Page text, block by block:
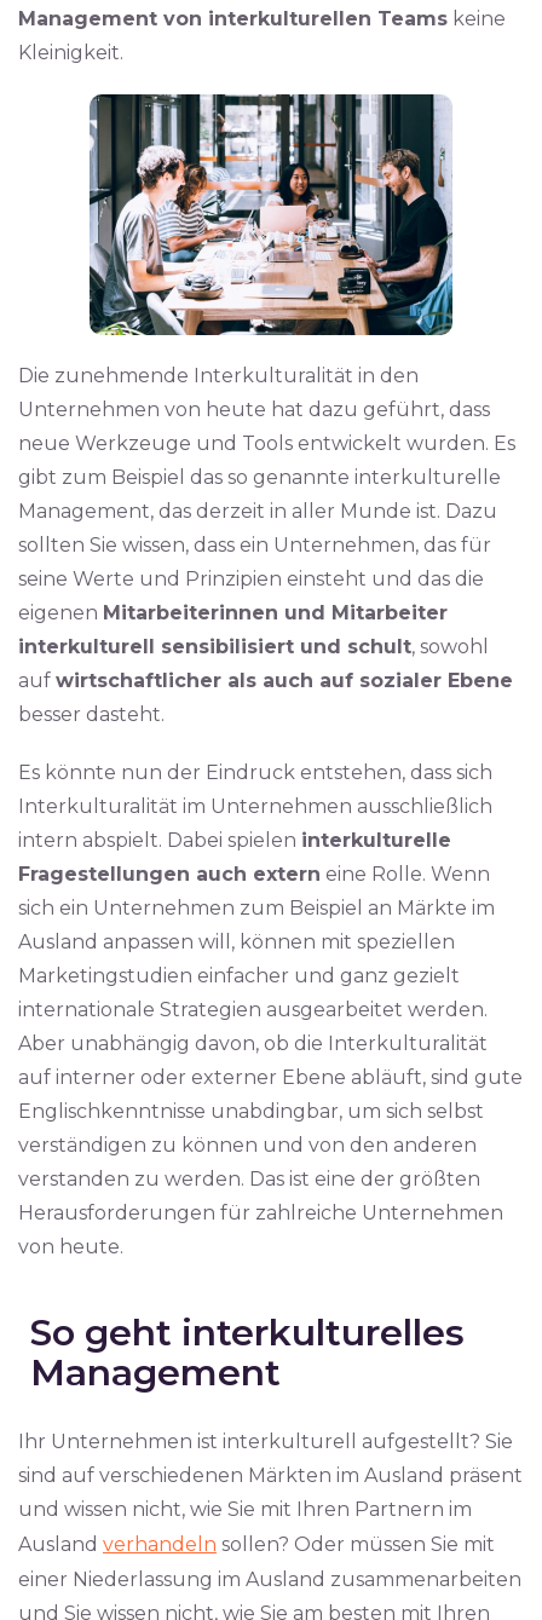
Management von interkulturellen Teams keine
Kleinigkeit.
Die zunehmende Interkulturalität in den
Unternehmen von heute hat dazu geführt, dass
neue Werkzeuge und Tools entwickelt wurden. Es
gibt zum Beispiel das so genannte interkulturelle
Management, das derzeit in aller Munde ist. Dazu
sollten Sie wissen, dass ein Unternehmen, das für
seine Werte und Prinzipien einsteht und das die
eigenen Mitarbeiterinnen und Mitarbeiter
interkulturell sensibilisiert und schult, sowohl
auf wirtschaftlicher als auch auf sozialer Ebene
besser dasteht.
Es könnte nun der Eindruck entstehen, dass sich
Interkulturalität im Unternehmen ausschließlich
intern abspielt. Dabei spielen interkulturelle
Fragestellungen auch extern eine Rolle. Wenn
sich ein Unternehmen zum Beispiel an Märkte im
Ausland anpassen will, können mit speziellen
Marketingstudien einfacher und ganz gezielt
internationale Strategien ausgearbeitet werden.
Aber unabhängig davon, ob die Interkulturalität
auf interner oder externer Ebene abläuft, sind gute
Englischkenntnisse unabdingbar, um sich selbst
verständigen zu können und von den anderen
verstanden zu werden. Das ist eine der größten
Herausforderungen für zahlreiche Unternehmen
von heute.
So geht interkulturelles
Management
Ihr Unternehmen ist interkulturell aufgestellt? Sie
sind auf verschiedenen Märkten im Ausland präsent
und wissen nicht, wie Sie mit Ihren Partnern im
Ausland verhandeln sollen? Oder müssen Sie mit
einer Niederlassung im Ausland zusammenarbeiten
und Sie wissen nicht, wie Sie am besten mit Ihren